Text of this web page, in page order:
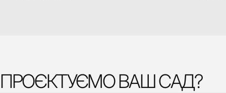
ПРОЄКТУЄМО ВАШ САД?